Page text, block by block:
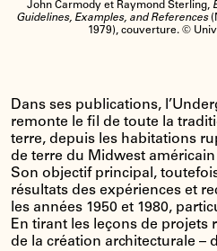
John Carmody et Raymond Sterling,
Guidelines, Examples, and References
1979), couverture. ©
Dans ses publications,
remonte le fil de toute la
terre, depuis les habitations
de terre du Midwest
Son objectif principal,
résultats des expériences et
les années 1950 et 1980,
En tirant les leçons de projets
de la création architecturale –